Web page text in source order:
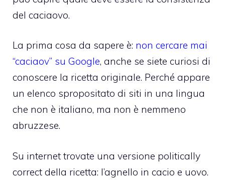
del caciaovo.
La prima cosa da sapere è: non cercare mai
“caciaov” su Google, anche se siete curiosi di
conoscere la ricetta originale. Perché appare
un elenco spropositato di siti in una lingua
che non è italiano, ma non è nemmeno
abruzzese.
Su internet trovate una versione politically
correct della ricetta: l’agnello in cacio e uovo.